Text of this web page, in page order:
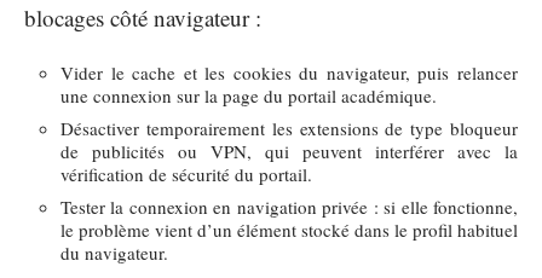
blocages côté navigateur :
Vider le cache et les cookies du navigateur, puis relancer
une connexion sur la page du portail académique.
Désactiver temporairement les extensions de type bloqueur
de publicités ou VPN, qui peuvent interférer avec la
vérification de sécurité du portail.
Tester la connexion en navigation privée : si elle fonctionne,
le problème vient d’un élément stocké dans le profil habituel
du navigateur.